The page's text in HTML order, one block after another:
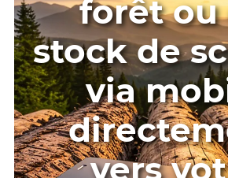
forêt ou
stock de
via
vers